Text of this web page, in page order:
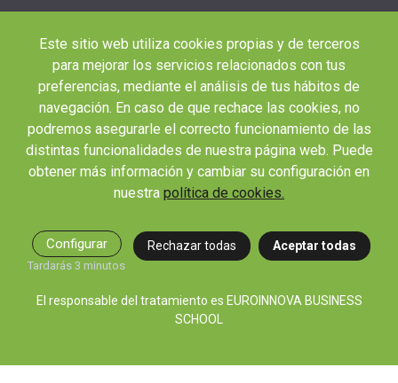
Packs Formativos
Cursos Universitarios
Cursos Universitarios con Doble Titulación
Cursos Profesionales
Cursos con Doble Titulación
Masters con Titulación Universitaria
Masteres Educación
Másteres Oficiales
Masters Profesionales
Cursos para oposiciones
Este sitio web utiliza cookies propias y de terceros
para mejorar los servicios relacionados con tus
preferencias, mediante el análisis de tus hábitos de
navegación. En caso de que rechace las cookies, no
podremos asegurarle el correcto funcionamiento de las
distintas funcionalidades de nuestra página web. Puede
obtener más información y cambiar su configuración en
nuestra política de cookies.
Configurar
Tardarás 3 minutos
Rechazar todas Aceptar todas
El responsable del tratamiento es EUROINNOVA BUSINESS
SCHOOL